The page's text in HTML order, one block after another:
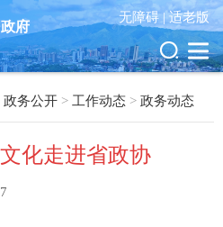
府
无障碍 |适老版
政务公开 > 工作动态 > 政务动态
化走进省政协